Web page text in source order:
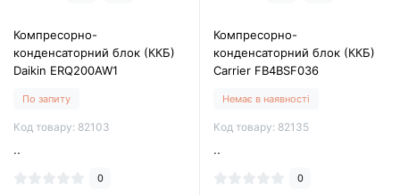
Компресорно-
конденсаторний блок (ККБ)
Daikin ERQ200AW1
По запиту
Код товару: 82103
..
0
Компресорно-
конденсаторний блок (ККБ)
Carrier FB4BSF036
Немає в наявності
Код товару: 82135
..
0